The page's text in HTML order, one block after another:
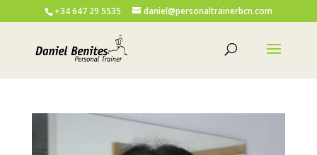
+34 647 29 5535 daniel@personaltrainerbcn.com